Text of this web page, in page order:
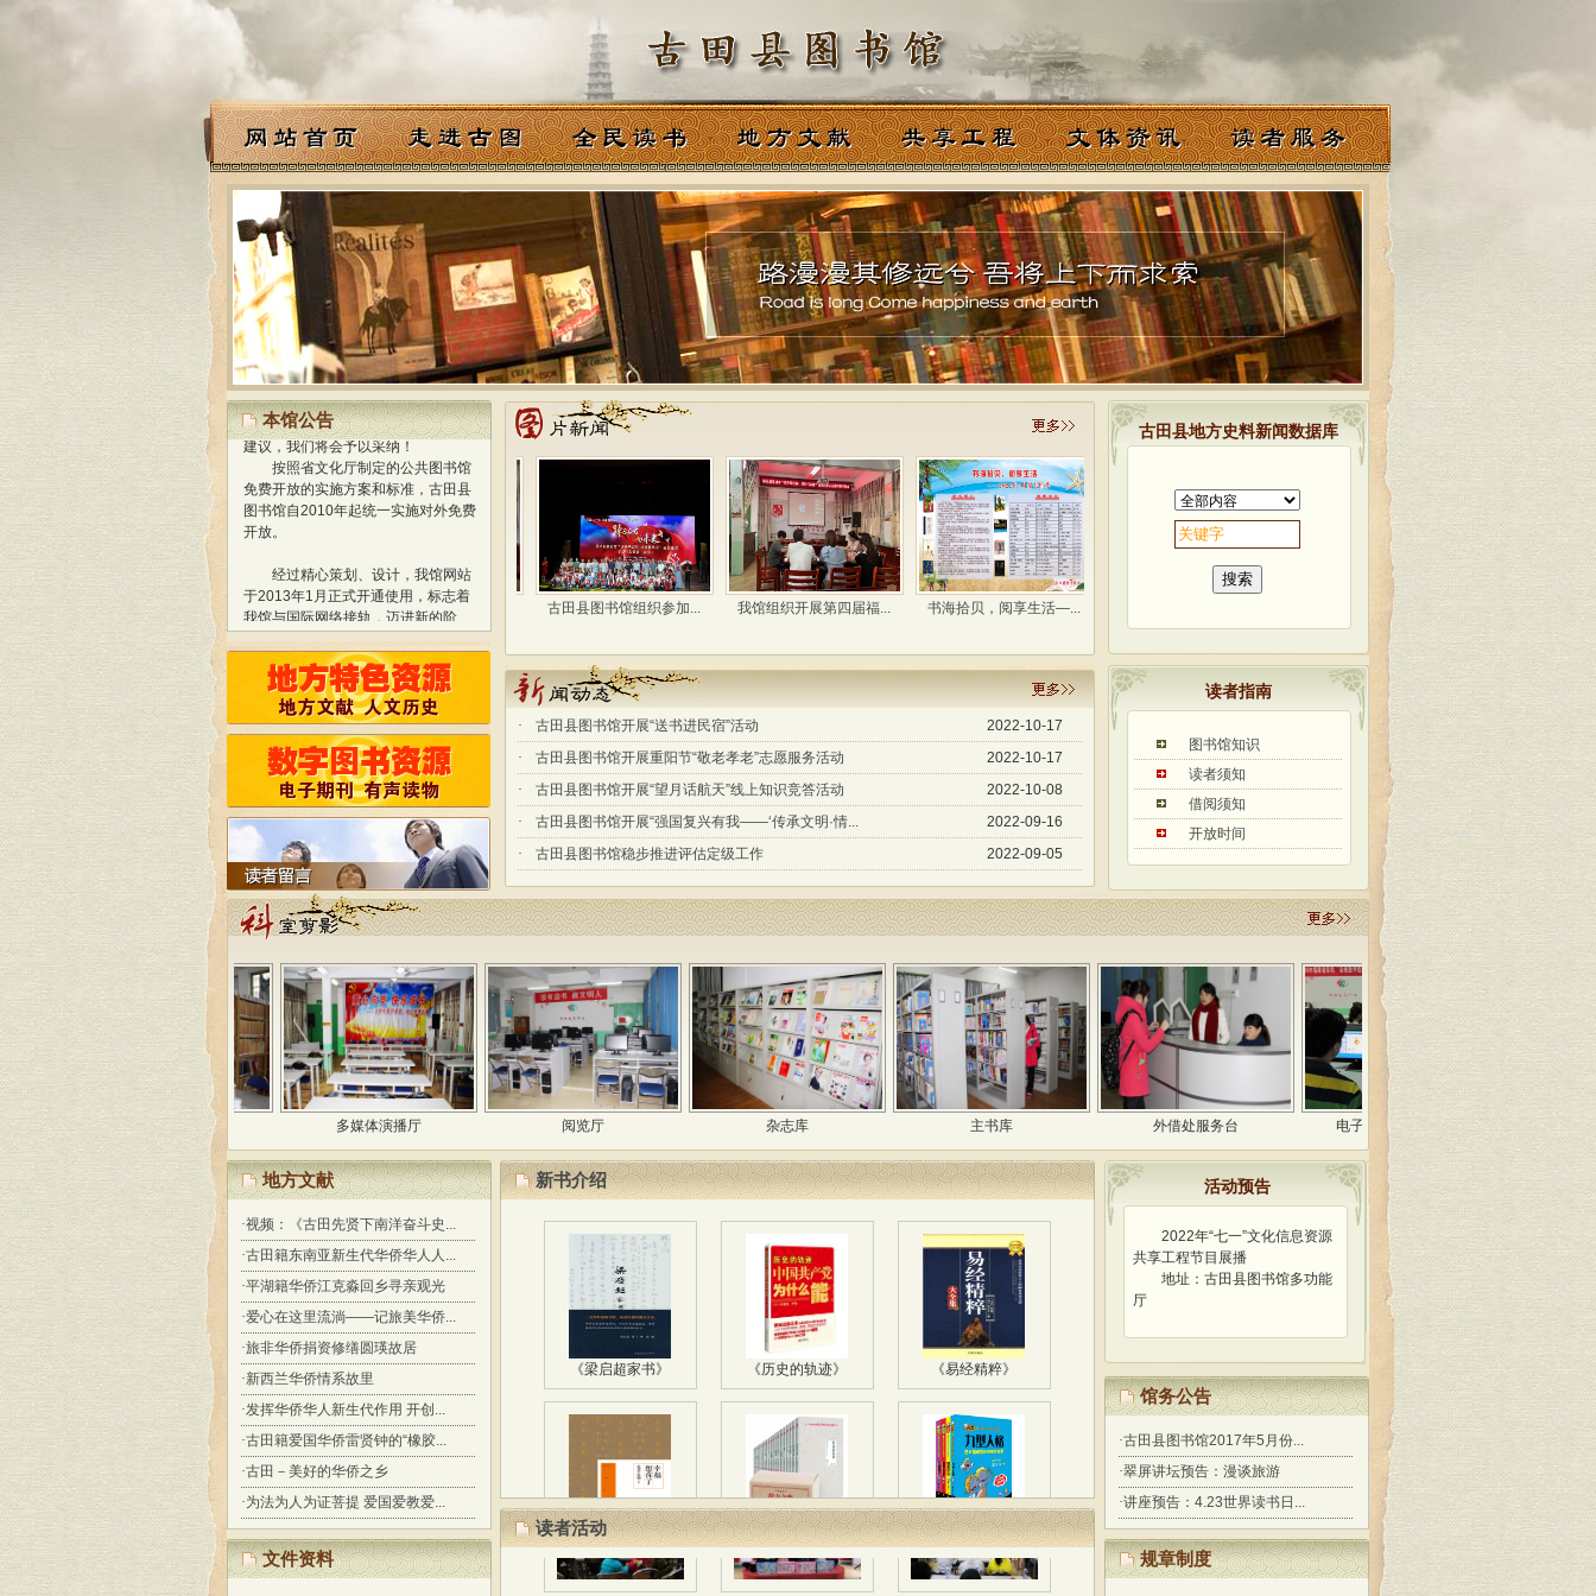
本馆公告
经过精心策划、设计，我馆网站
于2013年1月正式开通使用，标志着
我馆与国际网络接轨，迈进新的阶
段！网站内容还在不断更新和完善
中，欢迎读者朋友提出宝贵的意见或
建议，我们将会予以采纳！
按照省文化厅制定的公共图书馆
免费开放的实施方案和标准，古田县
图书馆自2010年起统一实施对外免费
开放。
于2013年1月正式开通使用，标志着
我馆与国际网络接轨，迈进新的阶
段！网站内容还在不断更新和完善
建议，我们将会予以采纳！
按照省文化厅制定的公共图书馆
免费开放的实施方案和标准，古田县
图书馆自2010年起统一实施对外免费
开放。
古田县图书馆开展重阳... 古田县图书馆稳步推进... 古田县图书馆组织参加... 我馆组织开展第四届福... 书海拾贝，阅享生活—... 古田县图书馆组织开展... 县图书馆参加守护美丽
· 古田县图书馆开展“送书进民宿”活动
2022-10-17
·
古田县图书馆开展重阳节“敬老孝老”志愿服务活动
2022-10-17
·
古田县图书馆开展“望月话航天”线上知识竞答活动
2022-10-08
·
古田县图书馆开展“强国复兴有我——‘传承文明·情...
2022-09-16
·
古田县图书馆稳步推进评估定级工作 2022-09-05
古田县地方史料新闻数据库
读者指南
图书馆知识
读者须知
借阅须知
开放时间
多媒体演播厅 外借处服务台 电子阅览厅免费开放
地方文献
·视频：《古田先贤下南洋奋斗史...
·古田籍东南亚新生代华侨华人人...
·平湖籍华侨江克淼回乡寻亲观光
·爱心在这里流淌——记旅美华侨...
·旅非华侨捐资修缮圆瑛故居
·新西兰华侨情系故里
·发挥华侨华人新生代作用 开创...
·古田籍爱国华侨雷贤钟的“橡胶...
·古田－美好的华侨之乡
·为法为人为证菩提 爱国爱教爱...
文件资料
新书介绍
《我们的荆轲》 《中国文人的非正... 《国医大师养生秘...
《梁启超家书》 《历史的轨迹》 《易经精粹》
《幸福想你了》 《莫言文集》 《一本书学会性格...
读者活动
活动预告
2022年“七一”文化信息资源
共享工程节目展播
地址：古田县图书馆多功能
厅
馆务公告
·古田县图书馆2017年5月份...
·翠屏讲坛预告：漫谈旅游
·讲座预告：4.23世界读书日...
规章制度